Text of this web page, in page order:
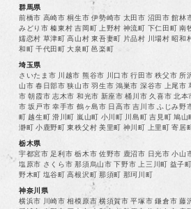
群馬県
前橋市 高崎市 桐生市 伊勢崎市 太田市 沼田市 館林
みどり市 榛東村 吉岡町 上野村 神流町 下仁田町 南
嬬恋村 草津町 高山村 東吾妻町 片品村 川場村 昭和
和町 千代田町 大泉町 邑楽町
埼玉県
さいたま市 川越市 熊谷市 川口市 行田市 秩父市 所
山市 春日部市 狭山市 羽生市 鴻巣市 深谷市 上尾市
市 朝霞市 志木市 和光市 新座市 桶川市 久喜市 北
市 坂戸市 幸手市 鶴ヶ島市 日高市 吉川市 ふじみ野
町 越生町 滑川町 嵐山町 小川町 川島町 吉見町 鳩
瀞町 小鹿野町 東秩父村 美里町 神川町 上里町 寄居
栃木県
宇都宮市 足利市 栃木市 佐野市 鹿沼市 日光市 小山
塩原市 さくら市 那須烏山市 下野市 上三川町 益子
野木町 塩谷町 高根沢町 那須町 那珂川町
神奈川県
横浜市 川崎市 相模原市 横須賀市 平塚市 鎌倉市 藤